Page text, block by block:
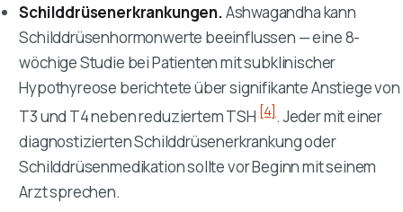
Schilddrüsenerkrankungen.Ashwagandha kann
Schilddrüsenhormonwerte beeinflussen — eine 8-
wöchige Studie bei Patienten mit subklinischer
Hypothyreose berichtete über signifikante Anstiege von
T3 und T4 neben reduziertem TSH[4]. Jeder mit einer
diagnostizierten Schilddrüsenerkrankung oder
Schilddrüsenmedikation sollte vor Beginn mit seinem
Arzt sprechen.